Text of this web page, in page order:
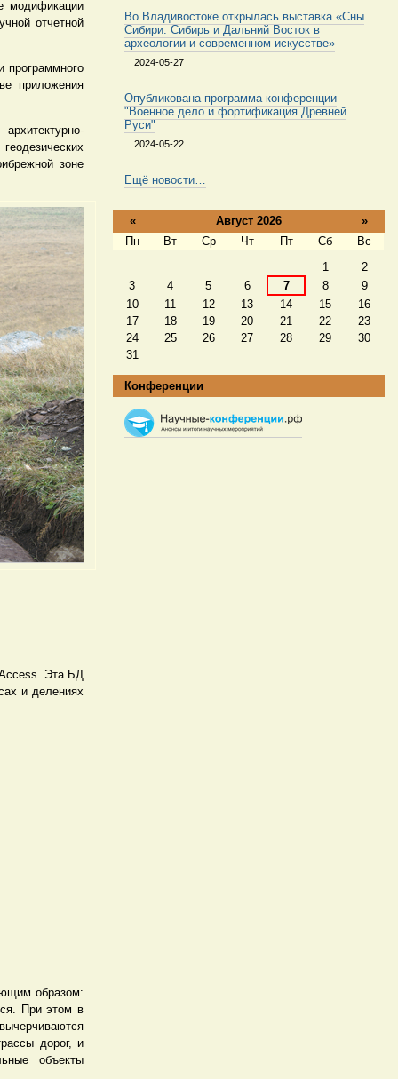
модификации
отчетной
программного
приложения
зоне
Эта БД
и делениях
образом:
При этом в
дорог, и
объекты
Во Владивостоке открылась выставка «Сны
Сибири: Сибирь и Дальний Восток в
археологии и современном искусстве»
2024-05-27
Опубликована программа конференции
"Военное дело и фортификация Древней
Руси"
2024-05-22
Ещё новости…
« Август 2026 »
Пн Вт Ср Чт Пт Сб
Вс
1
2
3
4 5 6 7 8
9
10
11 12 13 14 15
16
17
18 19 20 21 22
23
24
25 26 27 28 29
30
31
Конференции